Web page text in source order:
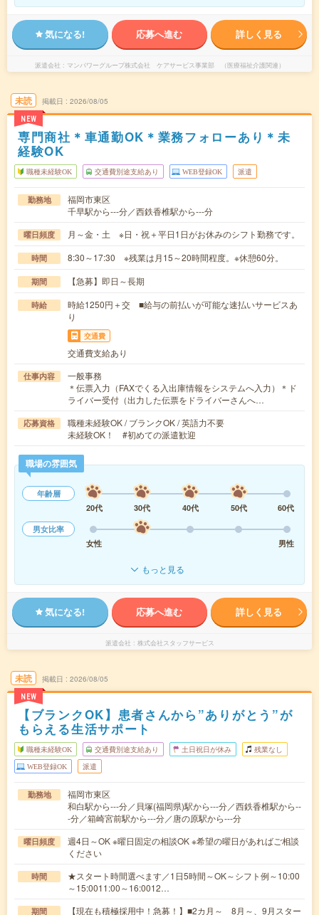
気になる! 応募へ進む 詳しく見る
派遣会社 マンパワーグループ株式会社 ケアサービス事業部 （医療福祉介護関連）
未読
NEW
掲載日 2026/08/05
専門商社＊車通勤OK＊業務フォローあり＊未
経験OK
職種未経験OK 交通費別途支給あり WEB登録OK 派遣
勤務地
福岡市東区
千早駅から---分／西鉄香椎駅から---分
曜日頻度 月～金・土 ※日・祝＋平日1日がお休みのシフト勤務です。
時間 8:30～17:30 ※残業は月15～20時間程度。※休憩60分。
期間 【急募】即日～長期
時給
時給1250円＋交 ■給与の前払いが可能な速払いサービスあ
り
交通費
交通費支給あり
仕事内容
一般事務
＊伝票入力（FAXでくる入出庫情報をシステムへ入力）＊ド
ライバー受付（出力した伝票をドライバーさんへ…
応募資格
職種未経験OK / ブランクOK / 英語力不要
未経験OK！ #初めての派遣歓迎
職場の雰囲気
年齢層
20代
30代 40代 50代
60代
男女比率
女性
男性
もっと見る
気になる! 応募へ進む 詳しく見る
派遣会社 株式会社スタッフサービス
未読
NEW
掲載日 2026/08/05
【ブランクOK】患者さんから”ありがとう”が
もらえる生活サポート
職種未経験OK 交通費別途支給あり 土日祝日が休み 残業なし
WEB登録OK 派遣
勤務地
福岡市東区
和白駅から---分／貝塚(福岡県)駅から---分／西鉄香椎駅から--
-分／箱崎宮前駅から---分／唐の原駅から---分
曜日頻度
週4日～OK ※曜日固定の相談OK ※希望の曜日があればご相談
ください
時間
★スタート時間選べます／1日5時間～OK～シフト例～10:00
～15:0011:00～16:0012…
期間
【現在も積極採用中！急募！】■2カ月～ 8月～、9月スター